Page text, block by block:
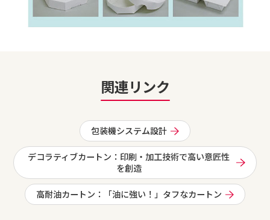
関連リンク
包装機システム設計
デコラティブカートン：印刷・加工技術で高い意匠性
を創造
高耐油カートン：「油に強い！」タフなカートン